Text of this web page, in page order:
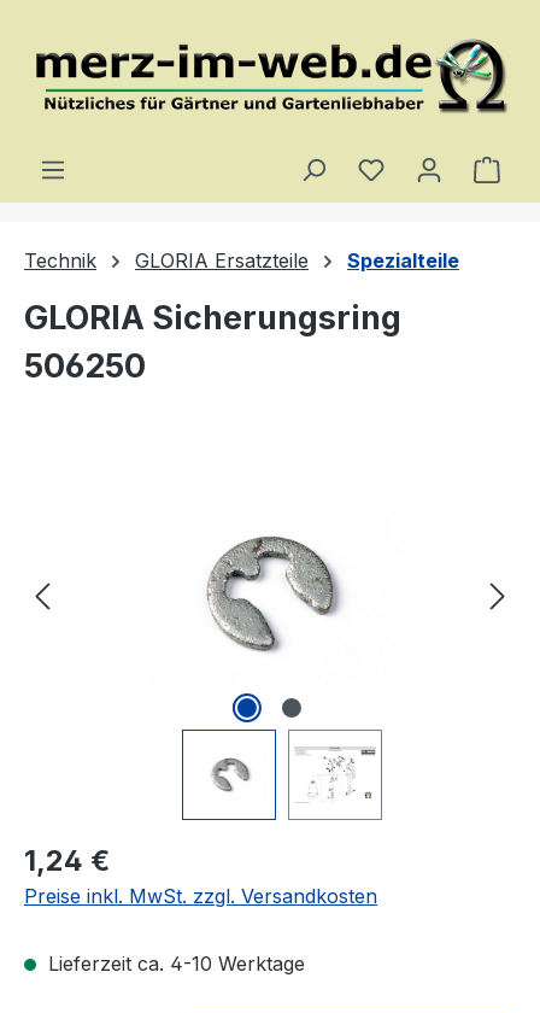
Du hast 0
Technik GLORIA Ersatzteile Spezialteile
GLORIA Sicherungsring
506250
Regulärer Preis:
1,24 €
Preise inkl. MwSt. zzgl. Versandkosten
Lieferzeit ca. 4-10 Werktage